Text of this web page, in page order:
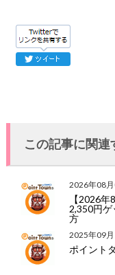
この記事に関連
2026年08
【2026
2,350円ゲ
方
2025年09
ポイント